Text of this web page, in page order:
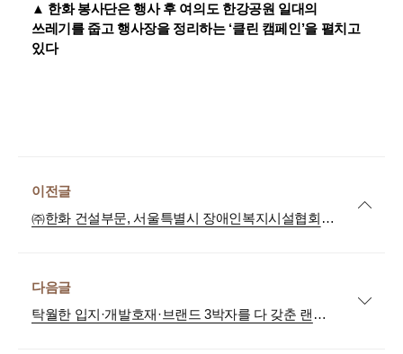
▲ 한화 봉사단은 행사 후 여의도 한강공원 일대의
쓰레기를 줍고 행사장을 정리하는 ‘클린 캠페인’을 펼치고
있다
이전글
㈜한화 건설부문, 서울특별시 장애인복지시설협회와 ‘포레나 도서관 104호점’ 개관
다음글
탁월한 입지·개발호재·브랜드 3박자를 다 갖춘 랜드마크 아파트, '포레나더샵 인천시청역' 11월 분양